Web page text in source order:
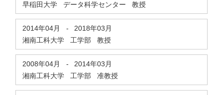
早稲田大学 データ科学センター 教授
2014年04月 -
2018年03月
湘南工科大学 工学部 教授
2008年04月 -
2014年03月
湘南工科大学 工学部 准教授